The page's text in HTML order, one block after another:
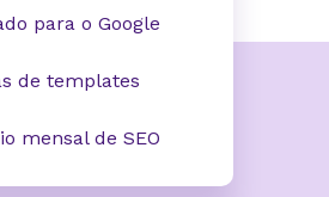
para o Google
de templates
mensal de SEO